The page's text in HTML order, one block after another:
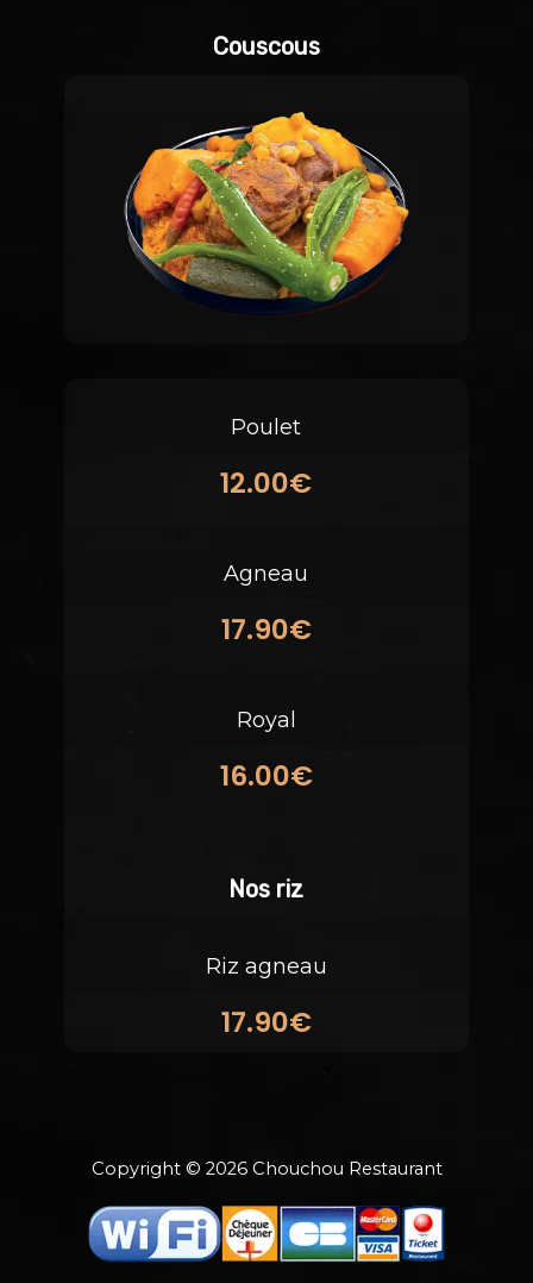
Couscous
Poulet
12.00€
Agneau
17.90€
Royal
16.00€
Nos riz
Riz agneau
17.90€
Copyright © 2026 Chouchou Restaurant